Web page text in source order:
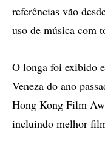
referências vão
uso de música com
O longa foi exibido
Veneza do ano
Hong Kong Film
incluindo melhor